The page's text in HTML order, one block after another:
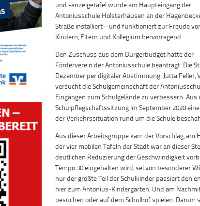
und -anzeigetafel wurde am Haupteingang der
Antoniusschule Holsterhausen an der
Straße installiert – und funktioniert zur Freude
Kindern, Eltern und Kollegium hervorragend.
Den Zuschuss aus dem Bürgerbudget hatte der
Förderverein der Antoniusschule beantragt. Die
Dezember per digitaler Abstimmung. Jutta Feller,
versucht die Schulgemeinschaft der
Eingängen zum Schulgelände zu verbessern.
Schulpflegschaftssitzung im September 2020
der Verkehrssituation rund um die Schule
Aus dieser Arbeitsgruppe kam der Vorschlag,
der vier mobilen Tafeln der Stadt war an dieser
deutlichen Reduzierung der Geschwindigkeit
Tempo 30 eingehalten wird, sei von besonderer
nur der größte Teil der Schulkinder passiert den
hier zum Antonius-Kindergarten. Und am
besuchen oder auf dem Schulhof spielen.